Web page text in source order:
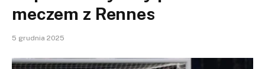
meczem z Rennes
5 grudnia 2025